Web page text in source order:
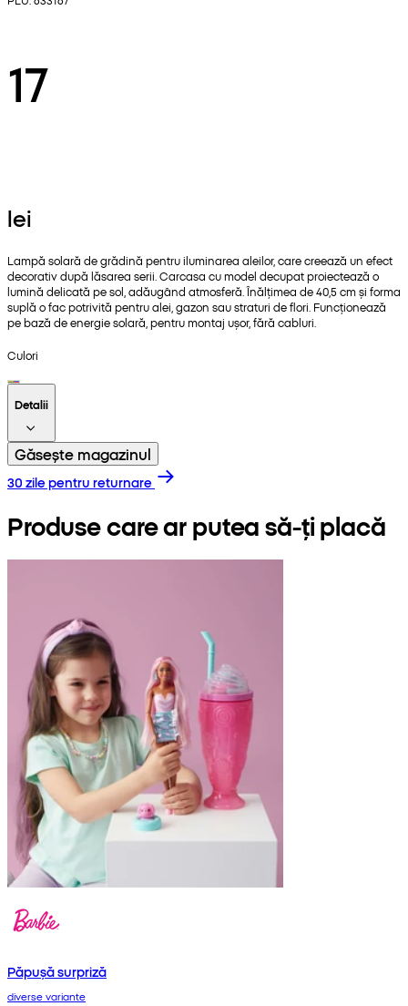
17
lei
Lampă solară de grădină pentru iluminarea aleilor, care creează un efect
decorativ după lăsarea serii. Carcasa cu model decupat proiectează o
lumină delicată pe sol, adăugând atmosferă. Înălțimea de 40,5 cm și forma
suplă o fac potrivită pentru alei, gazon sau straturi de flori. Funcționează
pe bază de energie solară, pentru montaj ușor, fără cabluri.
Culori
Detalii
Găsește magazinul
30 zile pentru returnare
Produse care ar putea să-ți placă
Păpușă surpriză
diverse variante